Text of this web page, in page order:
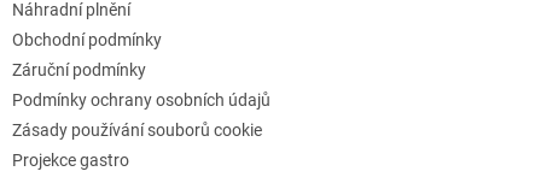
u
Náhradní plnění
Obchodní podmínky
Záruční podmínky
Podmínky ochrany osobních údajů
Zásady používání souborů cookie
Projekce gastro